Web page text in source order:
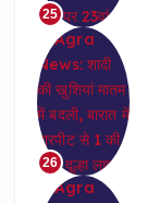
25
26